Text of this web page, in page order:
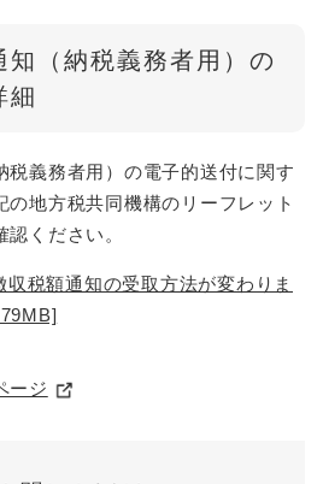
知（納税義務者用）の
細
税義務者用）の電子的送付に関す
の地方税共同機構のリーフレット
ください。
税額通知の受取方法が変わりま
ージ